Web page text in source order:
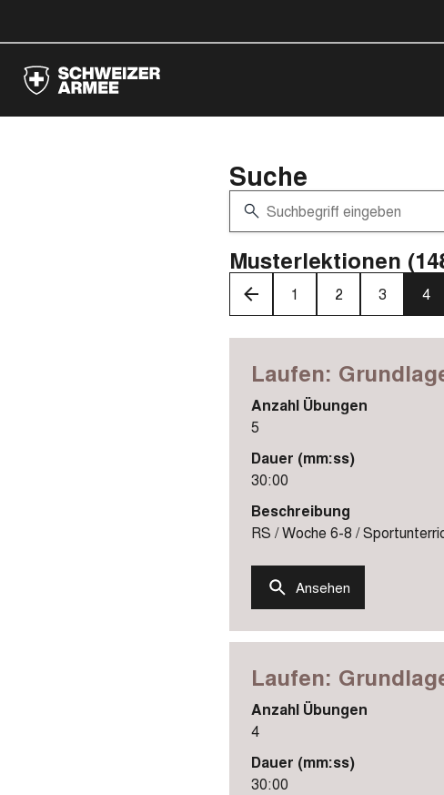
Suche
Musterlektionen
‹ 1 2 3 4
Laufen:
Anzahl Übungen
5
Dauer (mm:ss)
30:00
Beschreibung
RS / Woche 6-8 /
Ansehen
Laufen:
Anzahl Übungen
4
Dauer (mm:ss)
30:00